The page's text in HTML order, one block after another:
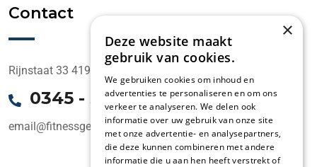
Contact
Rijnstaat 33 4191 CK Geldermalsen
0345 - 58 1000
email@fitnessgeldermalsen.nl
×
Deze website maakt
gebruik van cookies.
We gebruiken cookies om inhoud en
advertenties te personaliseren en om ons
verkeer te analyseren. We delen ook
informatie over uw gebruik van onze site
met onze advertentie- en analysepartners,
die deze kunnen combineren met andere
informatie die u aan hen heeft verstrekt of